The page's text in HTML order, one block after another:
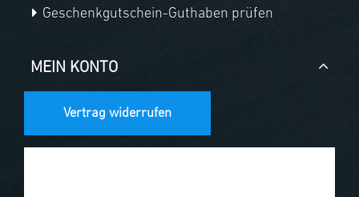
Geschenkgutschein-Guthaben prüfen
MEIN KONTO
Vertrag widerrufen